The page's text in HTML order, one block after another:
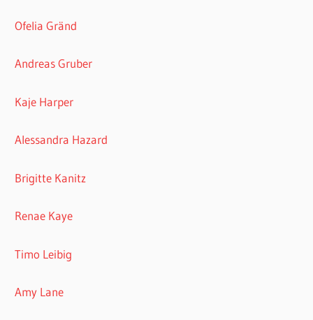
Ofelia Gränd
Andreas Gruber
Kaje Harper
Alessandra Hazard
Brigitte Kanitz
Renae Kaye
Timo Leibig
Amy Lane